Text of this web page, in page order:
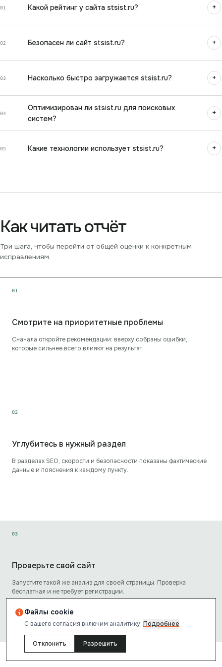
01 Какой рейтинг у сайта stsist.ru? +
02 Безопасен ли сайт stsist.ru? +
03 Насколько быстро загружается stsist.ru? +
04
Оптимизирован ли stsist.ru для поисковых
систем?
+
05 Какие технологии использует stsist.ru? +
Как читать отчёт
Три шага, чтобы перейти от общей оценки к конкретным
исправлениям.
01
Смотрите на приоритетные проблемы
Сначала откройте рекомендации: вверху собраны ошибки,
которые сильнее всего влияют на результат.
02
Углубитесь в нужный раздел
В разделах SEO, скорости и безопасности показаны фактические
данные и пояснения к каждому пункту.
03
Проверьте свой сайт
Запустите такой же анализ для своей страницы. Проверка
бесплатная и не требует регистрации.
Проверить страницу
Файлы cookie
С вашего согласия включим аналитику. Подробнее
Отклонить Разрешить